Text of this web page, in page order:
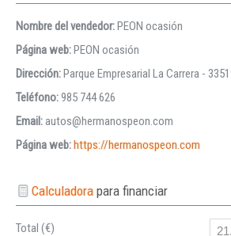
Nombre del vendedor:PEON ocasión
Página web:PEON ocasión
Dirección:Parque Empresarial La Carrera -
Teléfono:985 744 626
Email:autos@hermanospeon.com
Página web:https://hermanospeon.com
Calculadorapara financiar
Total (€)